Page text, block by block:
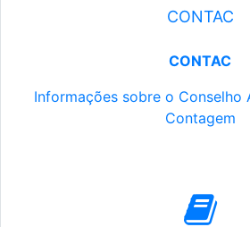
CONTAC
CONTAC
Informações sobre o Conselho
Contagem